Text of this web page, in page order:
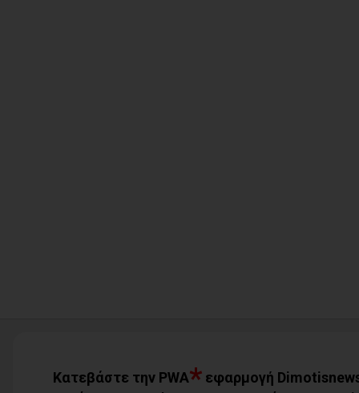
Κατεβάστε την PWA*εφαρμογή